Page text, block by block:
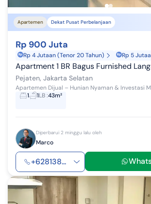
Apartemen Dekat Pusat Perbelanjaan
Rp 900 Juta
Rp 4 Jutaan (Tenor 20 Tahun) Rp 5
Apartment 1 BR Bagus Furnished
Pejaten, Jakarta Selatan
1
1LB:43m²
Diperbarui 2 minggu lalu oleh
Marco
+628138...